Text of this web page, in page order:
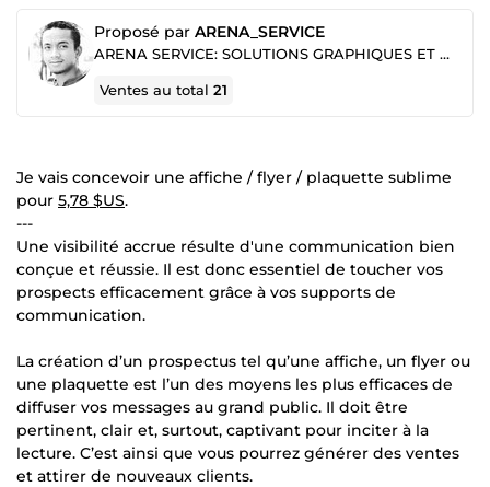
Proposé par ARENA_SERVICE
ARENA SERVICE: SOLUTIONS GRAPHIQUES ET MARKETING DIGITAL
Ventes au total21
Je vais concevoir une affiche / flyer / plaquette sublime
pour 5,78 $US.
---
Une visibilité accrue résulte d'une communication bien
conçue et réussie. Il est donc essentiel de toucher vos
prospects efficacement grâce à vos supports de
communication.
La création d’un prospectus tel qu’une affiche, un flyer ou
une plaquette est l’un des moyens les plus efficaces de
diffuser vos messages au grand public. Il doit être
pertinent, clair et, surtout, captivant pour inciter à la
lecture. C’est ainsi que vous pourrez générer des ventes
et attirer de nouveaux clients.